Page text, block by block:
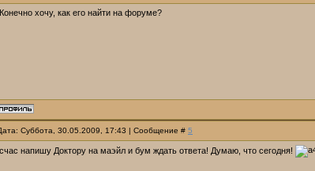
Конечно хочу, как его найти на форуме?
Суббота, 30.05.2009, 17:43 | Сообщение # 5
счас напишу Доктору на маэйл и бум ждать ответа! Думаю, что сегодня!